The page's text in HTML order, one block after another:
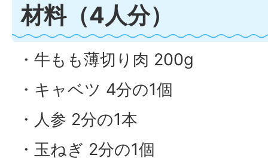
材料（4人分）
・牛もも薄切り肉 200g
・キャベツ 4分の1個
・人参 2分の1本
・玉ねぎ 2分の1個